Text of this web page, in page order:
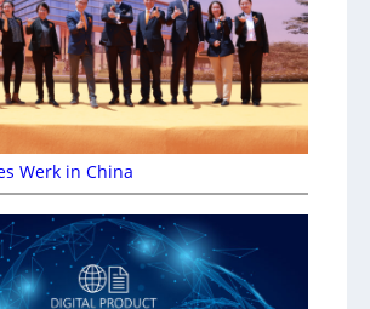
Werk in China